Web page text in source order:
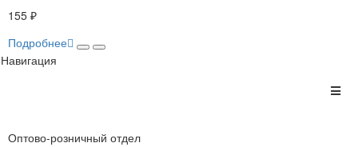
155 ₽
Подробнее
Навигация
Оптово-розничный отдел